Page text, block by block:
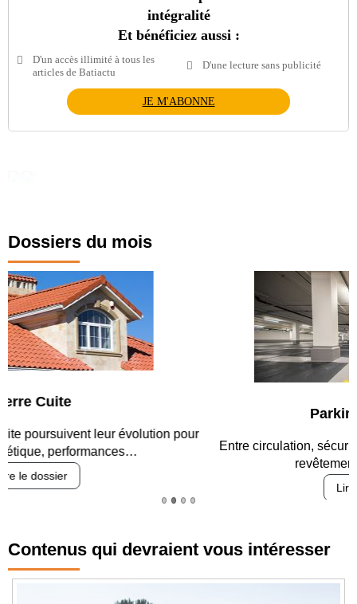
intégralité
Et bénéficiez aussi :
D'un accès illimité à tous les
articles de Batiactu
D'une lecture sans publicité
JE M'ABONNE
Dossiers du mois
Entre circulation, sécurisation des accès, durabilité des
Contenus qui devraient vous intéresser